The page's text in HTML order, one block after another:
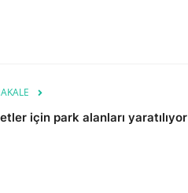
için park alanları yaratılıyor